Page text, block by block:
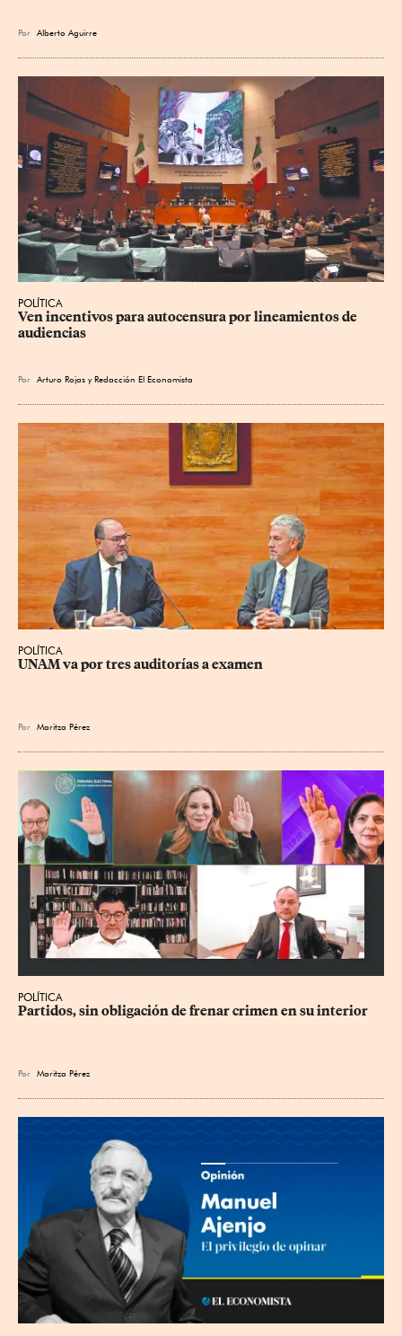
Por Alberto Aguirre
POLÍTICA
Ven incentivos para autocensura por lineamientos de
audiencias
Por Arturo Rojas yRedacción El Economista
POLÍTICA
UNAM va por tres auditorías a examen
Por Maritza Pérez
POLÍTICA
Partidos, sin obligación de frenar crimen en su interior
Por Maritza Pérez